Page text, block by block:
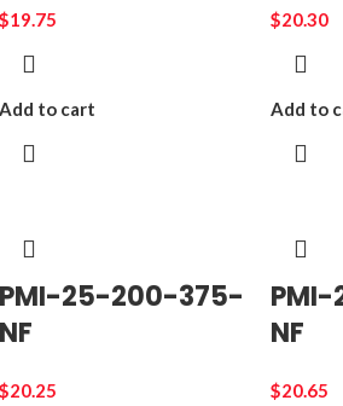
$19.75
Add to cart
$20.30
Add to
PMI-25-200-375-
NF
$20.25
NF
$20.65